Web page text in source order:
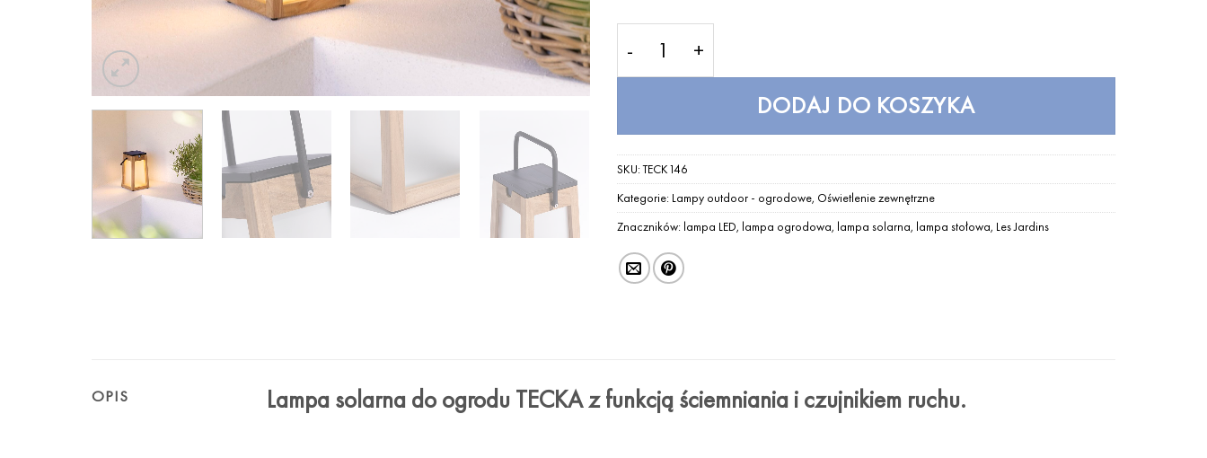
ilość Lampa solarna TECKA Les Jardins
DODAJ DO KOSZYKA
SKU:TECK146
Kategorie: Lampy outdoor - ogrodowe, Oświetlenie zewnętrzne
Znaczników: lampa LED, lampa ogrodowa, lampa solarna, lampa stołowa, Les Jardins
OPIS Lampa solarna do ogrodu TECKA z funkcją ściemniania i czujnikiem ruchu.